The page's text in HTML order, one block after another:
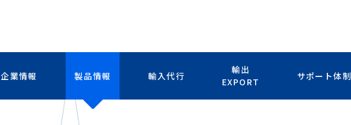
企業情報 製品情報 輸入代行
輸出
EXPORT
サポート体制